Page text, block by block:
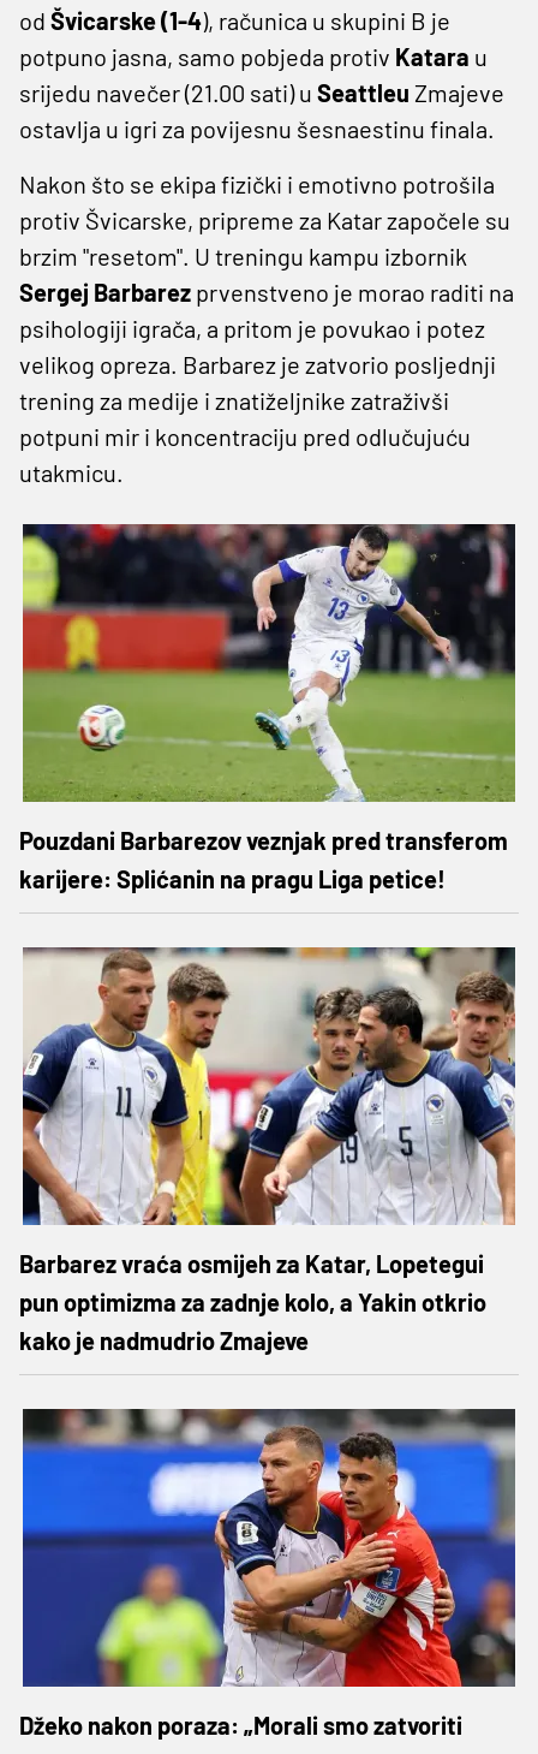
od Švicarske (1-4), računica u skupini B je
potpuno jasna, samo pobjeda protiv Katara u
srijedu navečer (21.00 sati) u Seattleu Zmajeve
ostavlja u igri za povijesnu šesnaestinu finala.
Nakon što se ekipa fizički i emotivno potrošila
protiv Švicarske, pripreme za Katar započele su
brzim "resetom". U treningu kampu izbornik
Sergej Barbarez prvenstveno je morao raditi na
psihologiji igrača, a pritom je povukao i potez
velikog opreza. Barbarez je zatvorio posljednji
trening za medije i znatiželjnike zatraživši
potpuni mir i koncentraciju pred odlučujuću
utakmicu.
Pouzdani Barbarezov veznjak pred transferom
karijere: Splićanin na pragu Liga petice!
Barbarez vraća osmijeh za Katar, Lopetegui
pun optimizma za zadnje kolo, a Yakin otkrio
kako je nadmudrio Zmajeve
Džeko nakon poraza: „Morali smo zatvoriti